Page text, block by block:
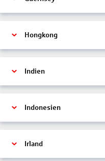
Hongkong
Indien
Indonesien
Irland